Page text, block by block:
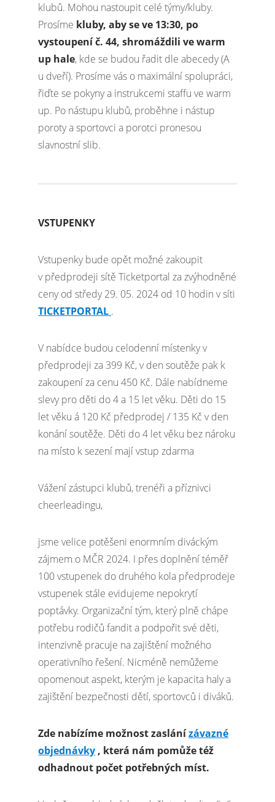
klubů. Mohou nastoupit celé týmy/kluby.
Prosíme kluby, aby se ve 13:30, po
vystoupení č. 44, shromáždili ve warm
up hale, kde se budou řadit dle abecedy (A
u dveří). Prosíme vás o maximální spolupráci,
řiďte se pokyny a instrukcemi staffu ve warm
up. Po nástupu klubů, proběhne i nástup
poroty a sportovci a porotci pronesou
slavnostní slib.
VSTUPENKY
Vstupenky bude opět možné zakoupit
v předprodeji sítě Ticketportal za zvýhodněné
ceny od středy 29. 05. 2024 od 10 hodin v síti
TICKETPORTAL .
V nabídce budou celodenní místenky v
předprodeji za 399 Kč, v den soutěže pak k
zakoupení za cenu 450 Kč. Dále nabídneme
slevy pro děti do 4 a 15 let věku. Děti do 15
let věku á 120 Kč předprodej / 135 Kč v den
konání soutěže. Děti do 4 let věku bez nároku
na místo k sezení mají vstup zdarma
Vážení zástupci klubů, trenéři a příznivci
cheerleadingu,
jsme velice potěšeni enormním diváckým
zájmem o MČR 2024. I přes doplnění téměř
100 vstupenek do druhého kola předprodeje
vstupenek stále evidujeme nepokrytí
poptávky. Organizační tým, který plně chápe
potřebu rodičů fandit a podpořit své děti,
intenzivně pracuje na zajištění možného
operativního řešení. Nicméně nemůžeme
opomenout aspekt, kterým je kapacita haly a
zajištění bezpečnosti dětí, sportovců i diváků.
Zde nabízíme možnost zaslánízávazné
objednávky , která nám pomůže též
odhadnout počet potřebných míst.